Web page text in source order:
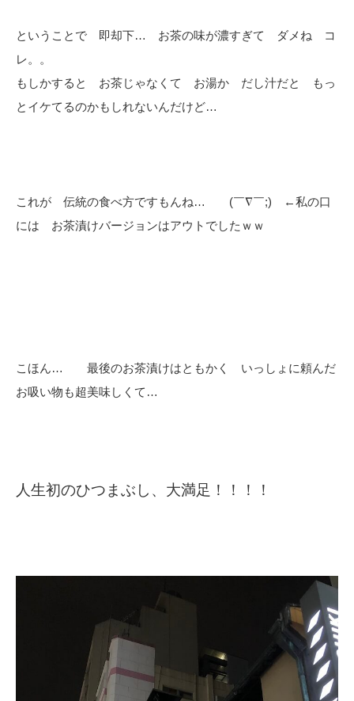
ということで 即却下… お茶の味が濃すぎて ダメね コ
レ。。
もしかすると お茶じゃなくて お湯か だし汁だと もっ
とイケてるのかもしれないんだけど…
これが 伝統の食べ方ですもんね… (￣∇￣;) ←私の口
には お茶漬けバージョンはアウトでしたｗｗ
こほん… 最後のお茶漬けはともかく いっしょに頼んだ
お吸い物も超美味しくて…
人生初のひつまぶし、大満足！！！！